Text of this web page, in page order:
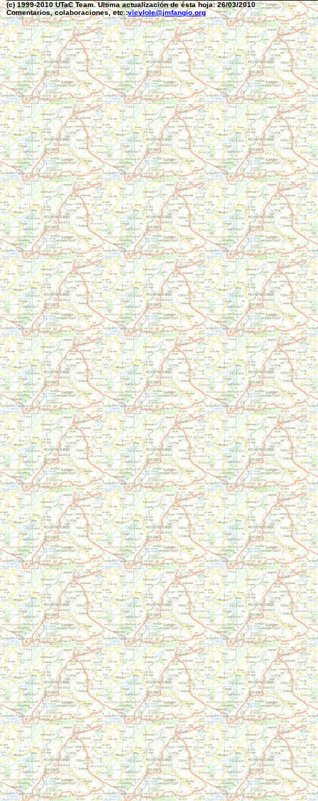
(c) 1999-2010 UTaC Team. Ultima actualización de ésta hoja: 26/03/2010
Comentarios, colaboraciones, etc.:vicylole@jmfangio.org